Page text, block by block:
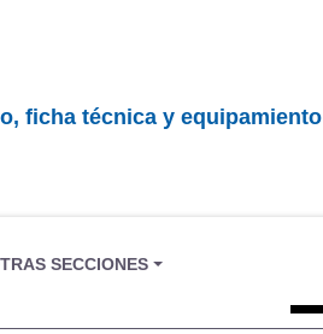
SECCIONES
ficha técnica y equipamiento